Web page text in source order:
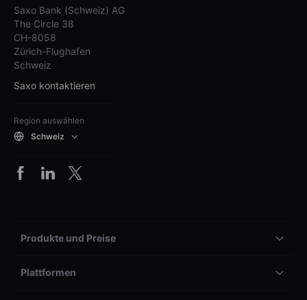
Saxo Bank (Schweiz) AG
The Circle 38
CH-8058
Zürich-Flughafen
Schweiz
Saxo kontaktieren
Region auswählen
Schweiz
Produkte und Preise
Plattformen